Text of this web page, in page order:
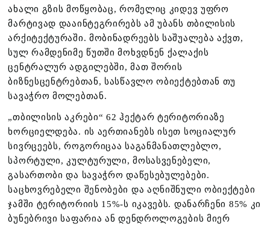
ახალი გზის მოწყობაც, რომელიც კიდევ უფრო
მარტივად დააინტეგრირებს ამ უბანს თბილისის
არქიტექტურაში. მობინადრეებს საშუალება აქვთ,
სულ რამდენიმე წუთში მოხვდნენ ქალაქის
ცენტრალურ ადგილებში, მათ შორის
ბიზნესცენტრებთან, სასწავლო ობიექტებთან თუ
სავაჭრო მოლებთან.
„თბილისის აკრები“ 62 ჰექტარ ტერიტორიაზე
ხორციელდება. ის აერთიანებს ისეთ სოციალურ
სივრცეებს, როგორიცაა საგანმანათლებლო,
სპორტული, კულტურული, მოსასვენებელი,
გასართობი და სავაჭრო დაწესებულებები.
საცხოვრებელი შენობები და აღნიშნული ობიექტები
ჯამში ტერიტორიის 15%-ს იკავებს. დანარჩენი 85% კი
ბუნებრივი საფარია ან დენდროლოგების მიერ